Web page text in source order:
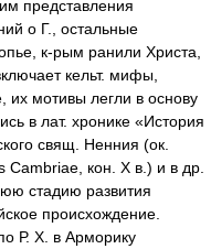
представления
о Г., остальные
к-рым ранили Христа,
кельт. мифы,
их мотивы легли в основу
в лат. хронике «История
свящ. Ненния (ок.
кон. X в.) и в др.
стадию развития
происхождение.
Р. Х. в Арморику